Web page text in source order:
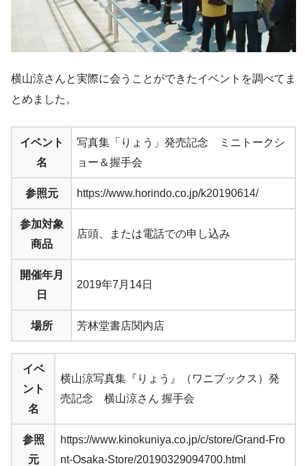
横山涼さんと実際に会うことができたイベントを調べてま
とめました。
イベント
名
写真集「りょう」発売記念 ミニトークシ
ョー＆握手会
参照元 https://www.horindo.co.jp/k20190614/
参加対象
商品
店頭、または電話での申し込み
開催年月
日
2019年7月14日
場所 芳林堂書店関内店
イベ
ント
名
横山涼写真集『りょう』（ワニブックス）発
売記念 横山涼さん 握手会
参照
元
https://www.kinokuniya.co.jp/c/store/Grand-Fro
nt-Osaka-Store/20190329094700.html